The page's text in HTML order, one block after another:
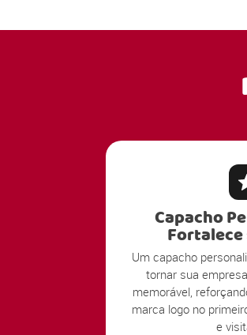
Capacho
Um capacho
tornar sua
memorável,
marca logo no
e